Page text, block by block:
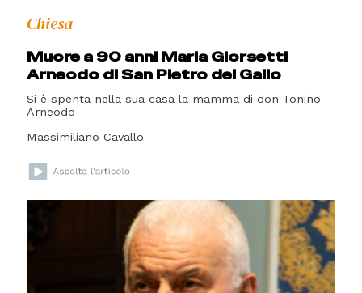
Chiesa
Muore a 90 anni Maria Giorsetti
Arneodo di San Pietro del Gallo
Si è spenta nella sua casa la mamma di don Tonino
Arneodo
Massimiliano Cavallo